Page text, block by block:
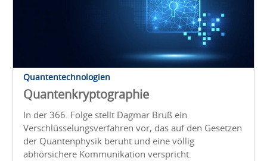
Quantentechnologien
Quantenkryptographie
In der 366. Folge stellt Dagmar Bruß ein
Verschlüsselungsverfahren vor, das auf den Gesetzen
der Quantenphysik beruht und eine völlig
abhörsichere Kommunikation verspricht.